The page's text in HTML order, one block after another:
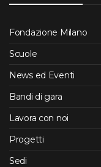
Fondazione Milano
Scuole
News ed Eventi
Bandi di gara
Lavora con noi
Progetti
Sedi